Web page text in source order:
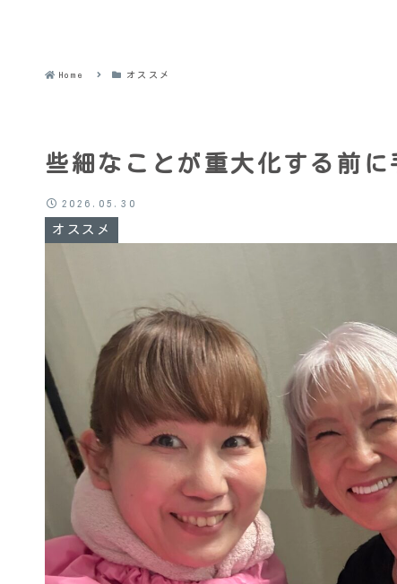
Home オススメ
些細なことが重大化する前
オススメ
2026.05.30